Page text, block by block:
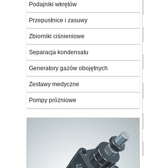
Podajniki wkrętów
Przepustnice i zasuwy
Zbiorniki ciśnieniowe
Separacja kondensatu
Generatory gazów obojętnych
Zestawy medyczne
Pompy próżniowe